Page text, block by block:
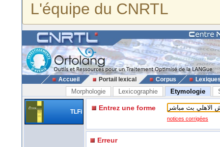
L'équipe du CNRTL
Accueil Portail lexical Corpus
Morphologie Lexicographie Etymologie
TLFi Entrez une forme
notices corrigées
Erreur